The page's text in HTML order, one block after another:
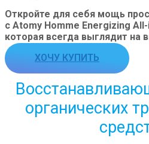
Откройте для себя мощь
с Atomy Homme Energizing
которая всегда выглядит на
ХОЧУ КУПИТЬ
органических